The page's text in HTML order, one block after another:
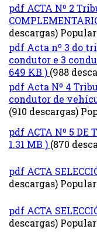
pdf ACTA Nº 2
descargas) Popular
pdf Acta nº 3 do
condutor e 3
649 KB ) (988
pdf Acta Nº 4
condutor de
(910 descargas)
pdf ACTA Nº 5 DE
1.31 MB ) (870
pdf ACTA
descargas) Popular
pdf ACTA
descargas) Popular